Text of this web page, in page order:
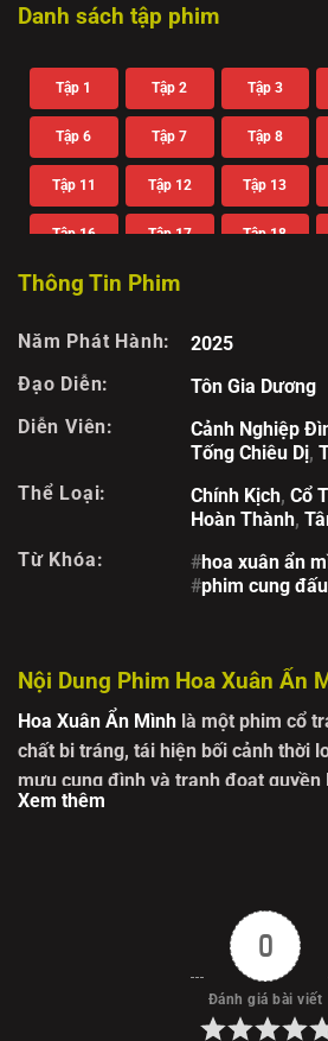
Danh sách tập phim
Tập 1 Tập 2 Tập 3
Tập 6 Tập 7 Tập 8
Tập 11 Tập 12 Tập 13
Tập 16 Tập 17 Tập 18
Tập 21 Tập 22
Tập 26 Tập 27
Tập 31 Tập 32
Thông Tin Phim
Năm Phát Hành:
2025
Đạo Diễn:
Tôn Gia Dương
Diễn Viên:
Cảnh Nghiệp
Tống Chiêu Dị,
Thể Loại:
Chính Kịch, Cổ
Hoàn Thành,
Từ Khóa:
#hoa xuân ẩn
#phim cung
Nội Dung Phim Hoa Xuân Ẩn
Hoa Xuân Ẩn Mình là một phim cổ
chất bi tráng, tái hiện bối cảnh thời
mưu cung đình và tranh đoạt
khán giả vào thế giới nơi số phận
tiểu thư khuê các xuất thân từ gia
trong mình trí tuệ sắc bén và sự
chừng sẽ có một cuộc đời bình yên.
đến khi gia tộc suy bại, buộc nàng
Xem thêm
0
Đánh giá bài viết